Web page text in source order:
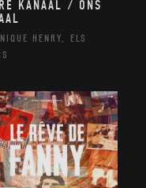
KANAAL / ONS
HENRY, ELS